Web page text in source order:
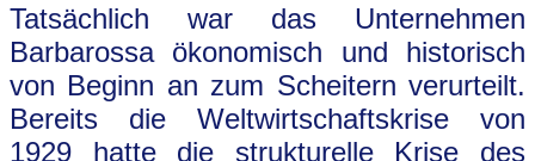
Tatsächlich war das Unternehmen
Barbarossa ökonomisch und historisch
von Beginn an zum Scheitern verurteilt.
Bereits die Weltwirtschaftskrise von
1929 hatte die strukturelle Krise des